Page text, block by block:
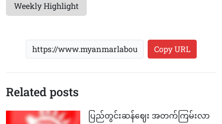
Weekly Highlight
Copy URL
Related posts
ပြည်တွင်းဆန်ဈေး အတက်ကြမ်းလာ